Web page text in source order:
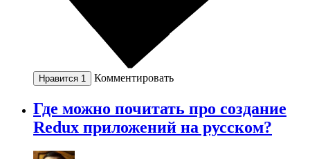
Нравится 1 Комментировать
Где можно почитать про создание
Redux приложений на русском?